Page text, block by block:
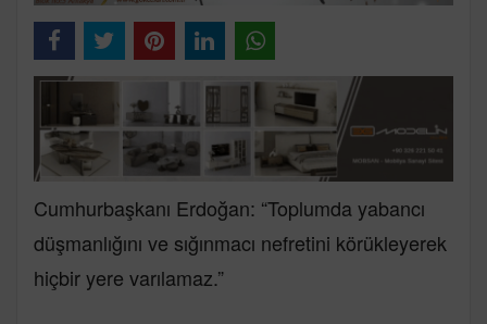
Cumhurbaşkanı Erdoğan: “Toplumda yabancı
düşmanlığını ve sığınmacı nefretini körükleyerek
hiçbir yere varılamaz.”